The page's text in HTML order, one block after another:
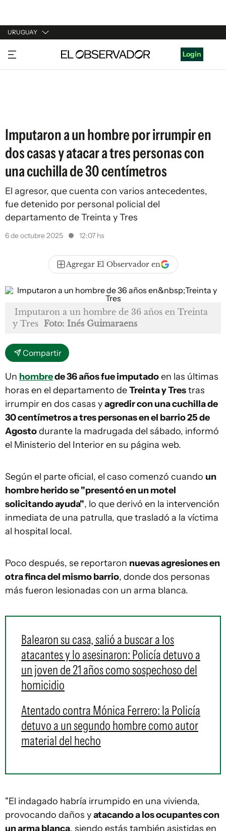
URUGUAY
URUGUAY
ARGENTINA
Login
Imputaron a un hombre por irrumpir en
dos casas y atacar a tres personas con
una cuchilla de 30 centímetros
El agresor, que cuenta con varios antecedentes,
fue detenido por personal policial del
departamento de Treinta y Tres
6 de octubre 2025 12:07 hs
Agregar El Observador en
Imputaron a un hombre de 36 años en Treinta
y Tres Foto: Inés Guimaraens
Compartir
Un hombrede 36 años fue imputadoen las últimas
horas en el departamento deTreinta y Trestras
irrumpir en dos casas yagredir con una cuchilla de
30 centímetros a tres personas en el barrio 25 de
Agostodurante la madrugada del sábado, informó
el Ministerio del Interior en su página web.
Según el parte oficial, el caso comenzó cuando un
hombre herido se "presentó en un motel
solicitando ayuda", lo que derivó en la intervención
inmediata de una patrulla, que trasladó a la víctima
al hospital local.
Poco después, se reportaron nuevas agresiones en
otra finca del mismo barrio, donde dos personas
más fueron lesionadas con un arma blanca.
Balearon su casa, salió a buscar a los
atacantes y lo asesinaron: Policía detuvo a
un joven de 21 años como sospechoso del
homicidio
Atentado contra Mónica Ferrero: la Policía
detuvo a un segundo hombre como autor
material del hecho
"El indagado habría irrumpido en una vivienda,
provocando daños yatacando a los ocupantes con
un arma blanca, siendo estás también asistidas en